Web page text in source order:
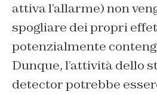
attiva l’allarme) non
spogliare dei propri
potenzialmente
Dunque, l’attività dello
detector potrebbe